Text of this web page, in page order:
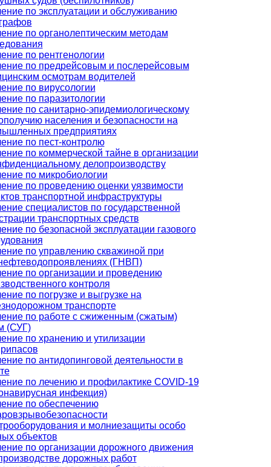
по эксплуатации и обслуживанию
по органолептическим методам
по рентгенологии
по предрейсовым и послерейсовым
осмотрам водителей
по вирусологии
по паразитологии
по санитарно-эпидемиологическому
населения и безопасности на
предприятиях
по пест-контролю
по коммерческой тайне в организации
делопроизводству
по микробиологии
по проведению оценки уязвимости
транспортной инфраструктуры
специалистов по государственной
транспортных средств
по безопасной эксплуатации газового
по управлению скважиной при
(ГНВП)
по организации и проведению
контроля
по погрузке и выгрузке на
транспорте
по работе с сжиженным (сжатым)
(СУГ)
по хранению и утилизации
по антидопинговой деятельности в
по лечению и профилактике COVID-19
инфекция)
по обеспечению
и молниезащиты особо
объектов
по организации дорожного движения
дорожных работ